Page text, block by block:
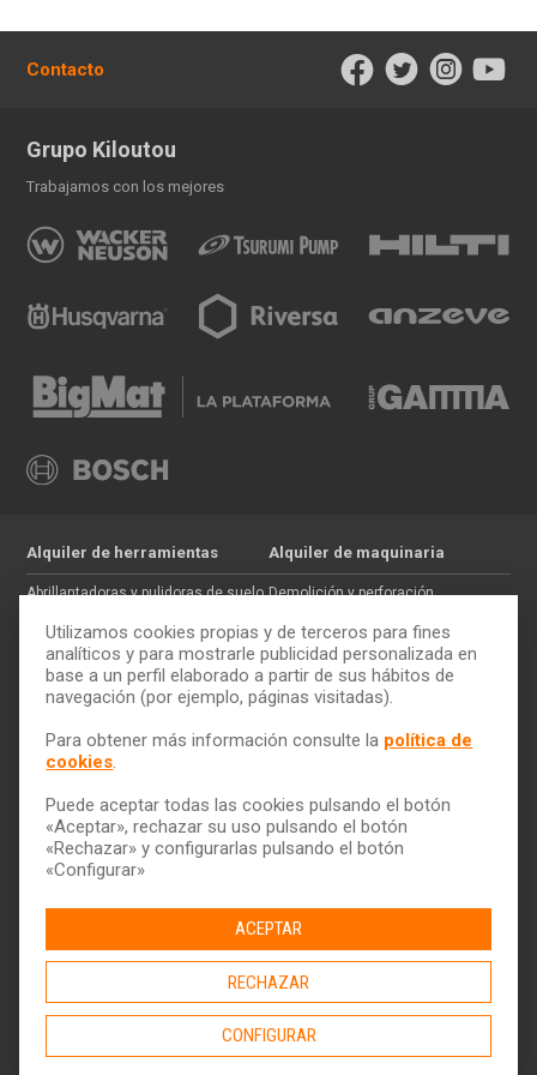
Contacto
Grupo Kiloutou
Trabajamos con los mejores
Alquiler de herramientas
Abrillantadoras y pulidoras de suelo
Tratamiento de maderas
Pintura y paredes
Electricidad
Alquiler de maquinaria
Demolición y perforación
Movimiento de tierras
Auxiliar de construcción
Trabajos en altura
Tarifas y ofertas
Servicio de transporte
Descarga nuestro catálogo
Trabaja con nosotros
Ética y Cumplimiento
Aviso legal y Política de privacidad
calidad|Política de cookies
Utilizamos cookies propias y de terceros para fines
analíticos y para mostrarle publicidad personalizada en
base a un perfil elaborado a partir de sus hábitos de
navegación (por ejemplo, páginas visitadas).
Para obtener más información consulte la política de
cookies.
Puede aceptar todas las cookies pulsando el botón
«Aceptar», rechazar su uso pulsando el botón
«Rechazar» y configurarlas pulsando el botón
«Configurar»
ACEPTAR
RECHAZAR
CONFIGURAR